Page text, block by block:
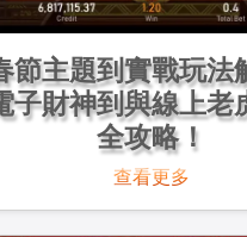
節主題到實戰玩法
子財神到與線上老
全攻略！
查看更多